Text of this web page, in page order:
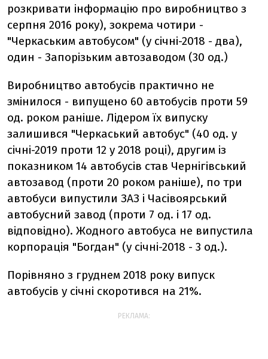
розкривати інформацію про виробництво з
серпня 2016 року), зокрема чотири -
"Черкаським автобусом" (у січні-2018 - два),
один - Запорізьким автозаводом (30 од.)
Виробництво автобусів практично не
змінилося - випущено 60 автобусів проти 59
од. роком раніше. Лідером їх випуску
залишився "Черкаський автобус" (40 од. у
січні-2019 проти 12 у 2018 році), другим із
показником 14 автобусів став Чернігівський
автозавод (проти 20 роком раніше), по три
автобуси випустили ЗАЗ і Часівоярський
автобусний завод (проти 7 од. і 17 од.
відповідно). Жодного автобуса не випустила
корпорація "Богдан" (у січні-2018 - 3 од.).
Порівняно з груднем 2018 року випуск
автобусів у січні скоротився на 21%.
РЕКЛАМА: